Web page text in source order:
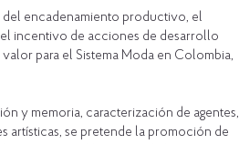
del encadenamiento productivo, el
incentivo de acciones de desarrollo
para el Sistema Moda en Colombia,
y memoria, caracterización de agentes,
artísticas, se pretende la promoción de